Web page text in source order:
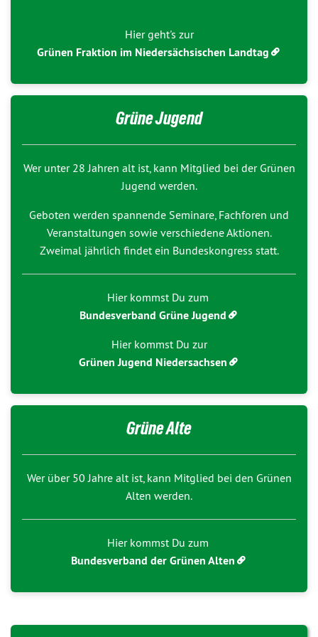
Hier geht's zur
Grünen Fraktion im Niedersächsischen Landtag
Grüne Jugend
Wer unter 28 Jahren alt ist, kann Mitglied bei der Grünen
Jugend werden.
Geboten werden spannende Seminare, Fachforen und
Veranstaltungen sowie verschiedene Aktionen.
Zweimal jährlich findet ein Bundeskongress statt.
Hier kommst Du zum
Bundesverband Grüne Jugend
Hier kommst Du zur
Grünen Jugend Niedersachsen
Grüne Alte
Wer über 50 Jahre alt ist, kann Mitglied bei den Grünen
Alten werden.
Hier kommst Du zum
Bundesverband der Grünen Alten